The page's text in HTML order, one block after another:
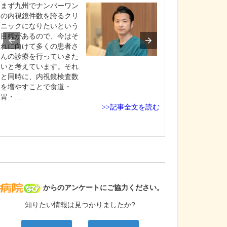
病院なび
からのアンケートにご協力ください。
知りたい情報は見つかりましたか?
まず九州でナンバーワン
の内視鏡件数を誇るクリ
ニックになりたいという
目標があるので、今はそ
れに向けて多くの患者さ
んの診療を行っていきた
いと考えています。それ
と同時に、内視鏡検査数
を増やすことで食道・
胃・…
>>記事全文を読む